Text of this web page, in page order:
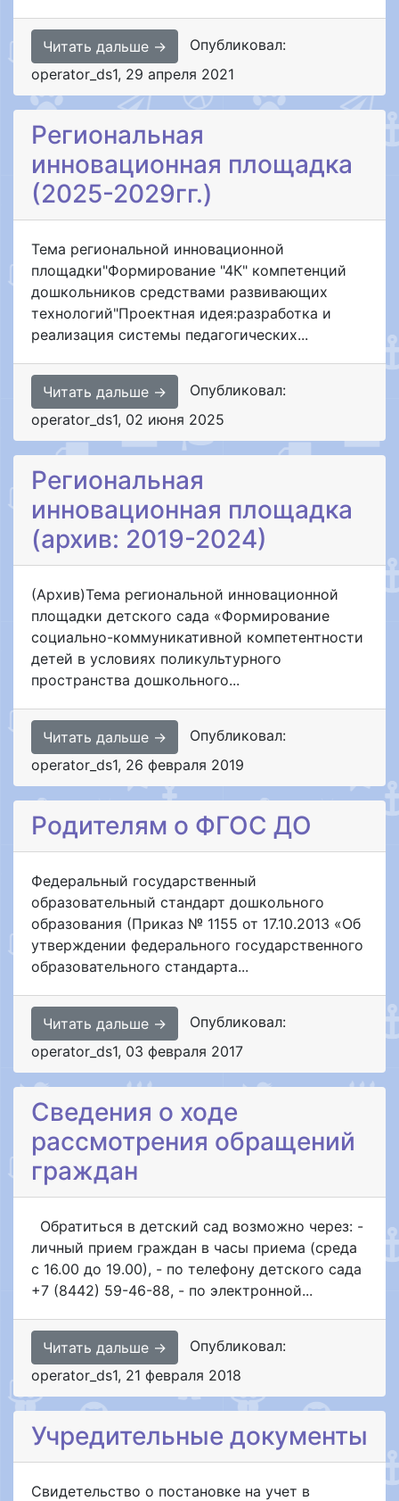
Читать дальше →
Опубликовал:
operator_ds1, 29 апреля 2021
Региональная
инновационная площадка
(2025-2029гг.)
Тема региональной инновационной
площадки"Формирование "4К" компетенций
дошкольников средствами развивающих
технологий"Проектная идея:разработка и
реализация системы педагогических...
Читать дальше →
Опубликовал:
operator_ds1, 02 июня 2025
Региональная
инновационная площадка
(архив: 2019-2024)
(Архив)Тема региональной инновационной
площадки детского сада «Формирование
социально-коммуникативной компетентности
детей в условиях поликультурного
пространства дошкольного...
Читать дальше →
Опубликовал:
operator_ds1, 26 февраля 2019
Родителям о ФГОС ДО
Федеральный государственный
образовательный стандарт дошкольного
образования (Приказ № 1155 от 17.10.2013 «Об
утверждении федерального государственного
образовательного стандарта...
Читать дальше →
Опубликовал:
operator_ds1, 03 февраля 2017
Сведения о ходе
рассмотрения обращений
граждан
Обратиться в детский сад возможно через: -
личный прием граждан в часы приема (среда
с 16.00 до 19.00), - по телефону детского сада
+7 (8442) 59-46-88, - по электронной...
Читать дальше →
Опубликовал:
operator_ds1, 21 февраля 2018
Учредительные документы
Свидетельство о постановке на учет в